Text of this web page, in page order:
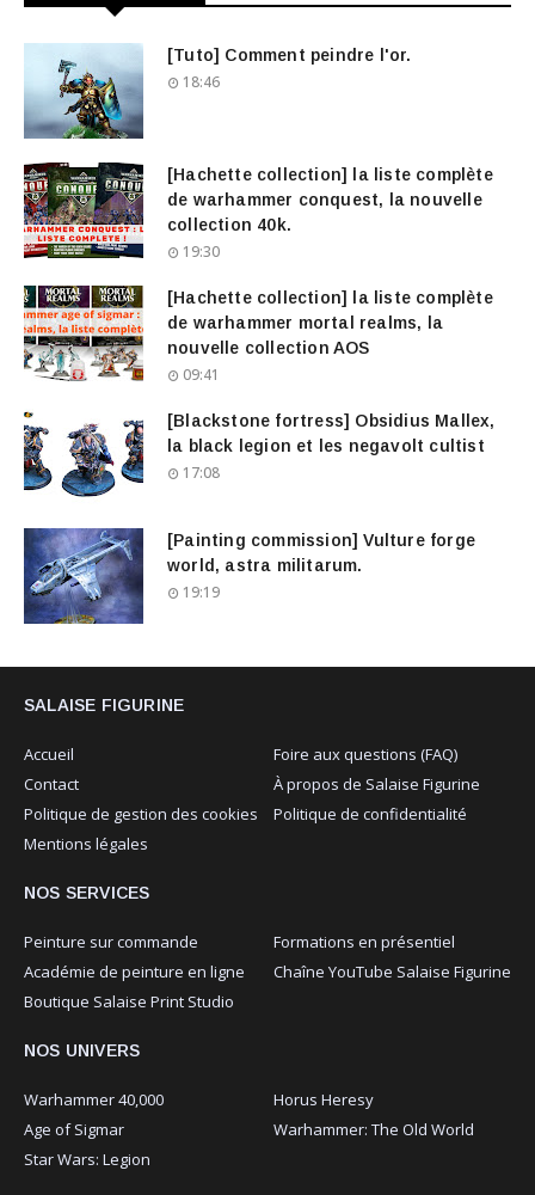
[Tuto] Comment peindre l'or.
18:46
[Hachette collection] la liste complète
de warhammer conquest, la nouvelle
collection 40k.
19:30
[Hachette collection] la liste complète
de warhammer mortal realms, la
nouvelle collection AOS
09:41
[Blackstone fortress] Obsidius Mallex,
la black legion et les negavolt cultist
17:08
[Painting commission] Vulture forge
world, astra militarum.
19:19
SALAISE FIGURINE
Accueil
Foire aux questions (FAQ)
Contact
À propos de Salaise Figurine
Politique de gestion des cookies
Politique de confidentialité
Mentions légales
NOS SERVICES
Peinture sur commande
Formations en présentiel
Académie de peinture en ligne
Chaîne YouTube Salaise Figurine
Boutique Salaise Print Studio
NOS UNIVERS
Warhammer 40,000
Horus Heresy
Age of Sigmar
Warhammer: The Old World
Star Wars: Legion